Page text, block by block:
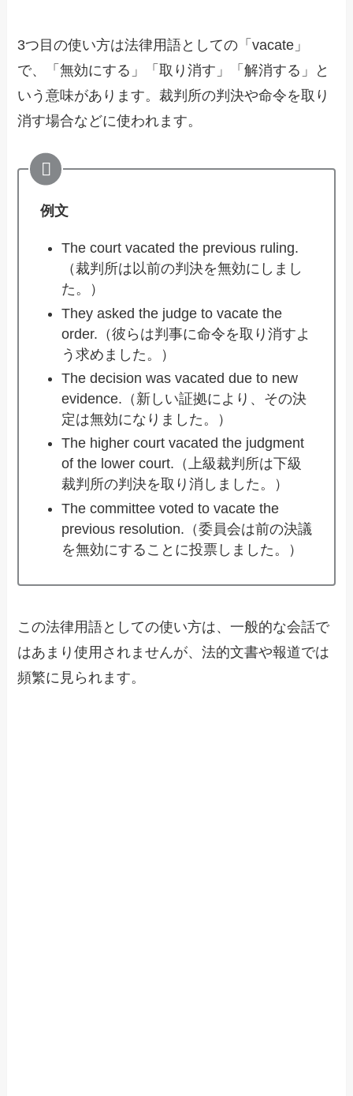
3つ目の使い方は法律用語としての「vacate」
で、「無効にする」「取り消す」「解消する」と
いう意味があります。裁判所の判決や命令を取り
消す場合などに使われます。
例文
The court vacated the previous ruling.
（裁判所は以前の判決を無効にしまし
た。）
They asked the judge to vacate the
order.（彼らは判事に命令を取り消すよ
う求めました。）
The decision was vacated due to new
evidence.（新しい証拠により、その決
定は無効になりました。）
The higher court vacated the judgment
of the lower court.（上級裁判所は下級
裁判所の判決を取り消しました。）
The committee voted to vacate the
previous resolution.（委員会は前の決議
を無効にすることに投票しました。）
この法律用語としての使い方は、一般的な会話で
はあまり使用されませんが、法的文書や報道では
頻繁に見られます。